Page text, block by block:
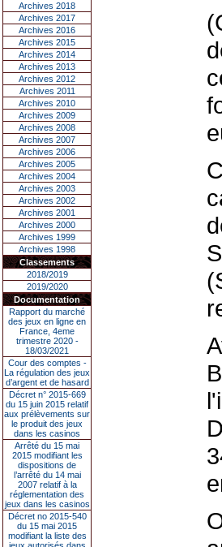
Archives 2018
Archives 2017
Archives 2016
Archives 2015
Archives 2014
Archives 2013
Archives 2012
Archives 2011
Archives 2010
Archives 2009
Archives 2008
Archives 2007
Archives 2006
Archives 2005
Archives 2004
Archives 2003
Archives 2002
Archives 2001
Archives 2000
Archives 1999
Archives 1998
Classements
2018/2019
2019/2020
Documentation
Rapport du marché
des jeux en ligne en
France, 4eme
trimestre 2020 -
18/03/2021
Cour des comptes -
La régulation des jeux
d’argent et de hasard
Décret n° 2015-669
du 15 juin 2015 relatif
aux prélèvements sur
le produit des jeux
dans les casinos
Arrêté du 15 mai
2015 modifiant les
dispositions de
l’arrêté du 14 mai
2007 relatif à la
réglementation des
jeux dans les casinos
Décret no 2015-540
du 15 mai 2015
modifiant la liste des